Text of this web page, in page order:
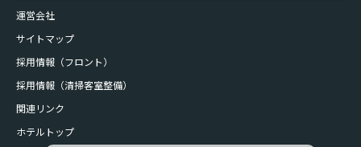
運営会社
サイトマップ
採用情報（フロント）
採用情報（清掃客室整備）
関連リンク
ホテルトップ